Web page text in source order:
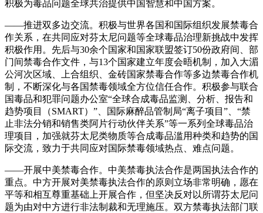
积极为毒品问题全球共治提供中国智慧和中国方案。
——推进双多边交流。积极与世界各国和国际组织发展禁毒合
作关系，在共同应对芬太尼问题等全球毒品治理新挑战中发挥
积极作用。先后与30余个国家和国家联盟签订50份政府间、部
门间禁毒合作文件，与13个国家建立年度会晤机制，加入大湄
公河次区域、上合组织、金砖国家禁毒合作等多边禁毒合作机
制，不断深化与各国禁毒领域全方位信任合作。积极参与联合
国毒品和犯罪问题办公室“全球合成毒品监测、分析、报告和
趋势项目（SMART）”、国际麻醉品管制局“离子项目”、“禁
止非法分销和销售类阿片行动伙伴关系”等一系列全球毒品治
理项目，加强就芬太尼类物质等合成毒品滥用种类和趋势的国
际交流，致力于共同应对国际禁毒领域热点、难点问题。
——开展中美禁毒合作。中美禁毒执法合作是两国执法合作的
重点。中方开展对美禁毒执法合作的原则立场非常明确，愿在
平等和相互尊重基础上开展合作，但坚决反对以所谓芬太尼问
题为由对中方进行非法制裁和无理施压。双方禁毒执法部门联